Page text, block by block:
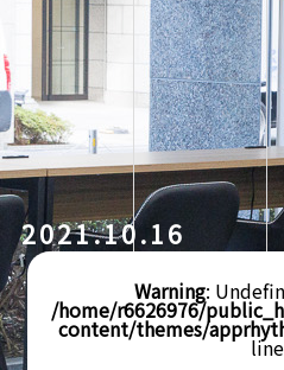
2021.10.16
Warning:
/home/r6626976/
content/themes/
line